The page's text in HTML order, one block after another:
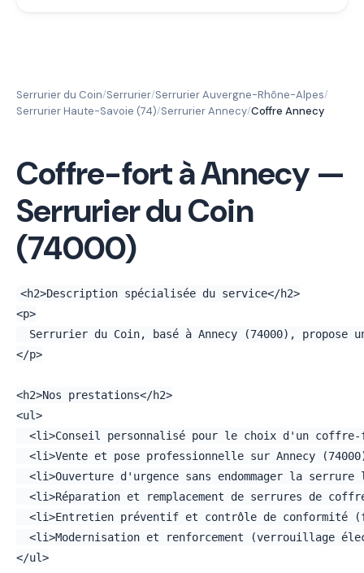
Serrurier du Coin/Serrurier/Serrurier Auvergne-Rhône-Alpes/
Serrurier Haute-Savoie (74)/Serrurier Annecy/Coffre Annecy
Coffre-fort à Annecy —
Serrurier du Coin
(74000)
<h2>Description spécialisée du service</h2>
<p>
Serrurier du Coin, basé à Annecy (74000), propose
</p>
<h2>Nos prestations</h2>
<ul>
<li>Conseil personnalisé pour le choix d'un
<li>Vente et pose professionnelle sur Annecy
<li>Ouverture d'urgence sans endommager la serrure
<li>Réparation et remplacement de serrures de
<li>Entretien préventif et contrôle de conformité
<li>Modernisation et renforcement (verrouillage
</ul>